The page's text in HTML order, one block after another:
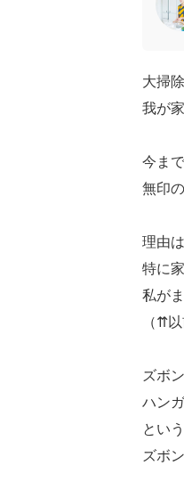
大掃
我が
今ま
無印
理由
特に
私が
（⇈
ズボ
ハン
とい
ズボ